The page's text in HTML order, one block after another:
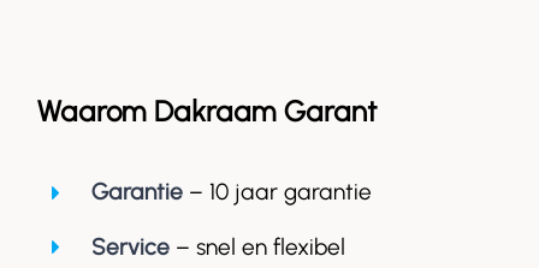
Waarom Dakraam Garant
Garantie– 10 jaar garantie
Service – snel en flexibel